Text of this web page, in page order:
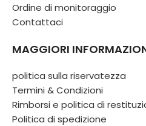
Ordine di monitoraggio
Contattaci
MAGGIORI
politica sulla riservatezza
Termini & Condizioni
Rimborsi e politica di
Politica di spedizione